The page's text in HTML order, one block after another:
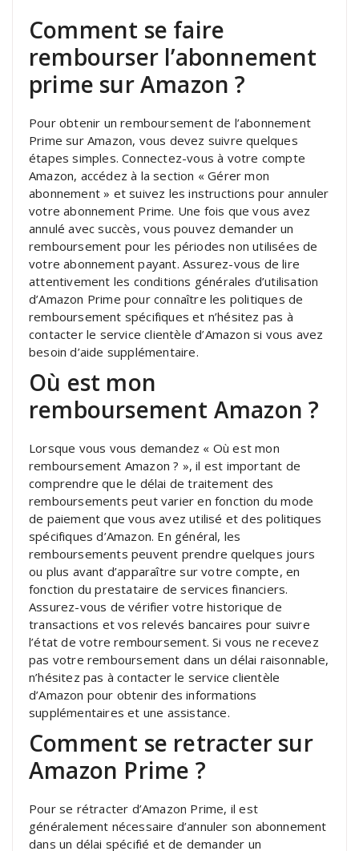
Comment se faire
rembourser l’abonnement
prime sur Amazon ?
Pour obtenir un remboursement de l’abonnement
Prime sur Amazon, vous devez suivre quelques
étapes simples. Connectez-vous à votre compte
Amazon, accédez à la section « Gérer mon
abonnement » et suivez les instructions pour annuler
votre abonnement Prime. Une fois que vous avez
annulé avec succès, vous pouvez demander un
remboursement pour les périodes non utilisées de
votre abonnement payant. Assurez-vous de lire
attentivement les conditions générales d’utilisation
d’Amazon Prime pour connaître les politiques de
remboursement spécifiques et n’hésitez pas à
contacter le service clientèle d’Amazon si vous avez
besoin d’aide supplémentaire.
Où est mon
remboursement Amazon ?
Lorsque vous vous demandez « Où est mon
remboursement Amazon ? », il est important de
comprendre que le délai de traitement des
remboursements peut varier en fonction du mode
de paiement que vous avez utilisé et des politiques
spécifiques d’Amazon. En général, les
remboursements peuvent prendre quelques jours
ou plus avant d’apparaître sur votre compte, en
fonction du prestataire de services financiers.
Assurez-vous de vérifier votre historique de
transactions et vos relevés bancaires pour suivre
l’état de votre remboursement. Si vous ne recevez
pas votre remboursement dans un délai raisonnable,
n’hésitez pas à contacter le service clientèle
d’Amazon pour obtenir des informations
supplémentaires et une assistance.
Comment se retracter sur
Amazon Prime ?
Pour se rétracter d’Amazon Prime, il est
généralement nécessaire d’annuler son abonnement
dans un délai spécifié et de demander un